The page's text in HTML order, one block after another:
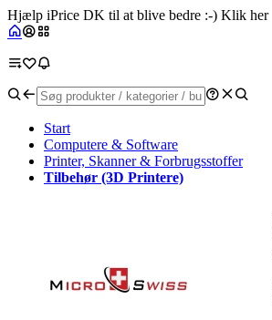
Hjælp iPrice DK til at blive bedre :-) Klik her
Start
Computere & Software
Printer, Skanner & Forbrugsstoffer
Tilbehør (3D Printere)